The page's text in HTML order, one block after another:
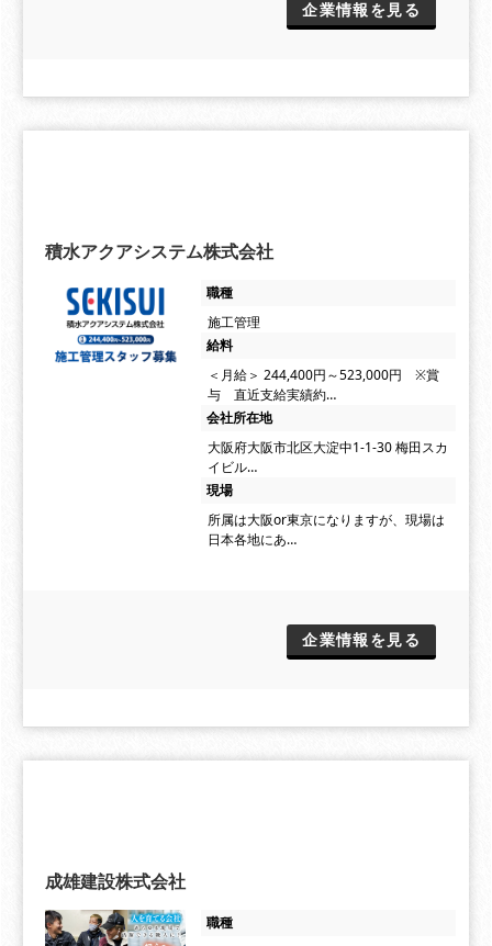
企業情報を見る
積水アクアシステム株式会社
職種
施工管理
給料
＜月給＞ 244,400円～523,000円 ※賞
与 直近支給実績約…
会社所在地
大阪府大阪市北区大淀中1-1-30 梅田スカ
イビル…
現場
所属は大阪or東京になりますが、現場は
日本各地にあ…
企業情報を見る
成雄建設株式会社
職種